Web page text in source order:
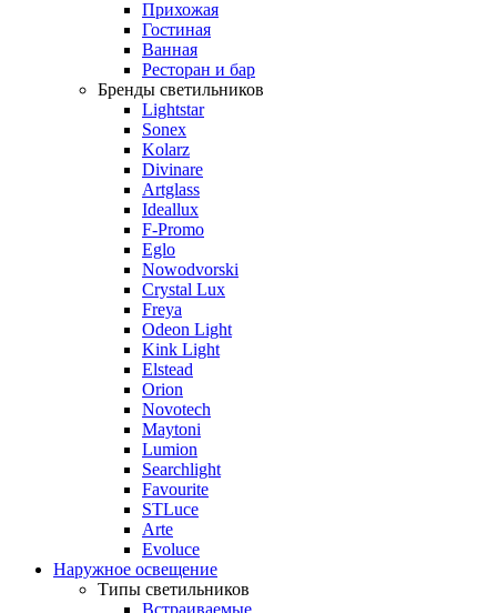
Прихожая
Гостиная
Ванная
Ресторан и бар
Бренды светильников
Lightstar
Sonex
Kolarz
Divinare
Artglass
Ideallux
F-Promo
Eglo
Nowodvorski
Crystal Lux
Freya
Odeon Light
Kink Light
Elstead
Orion
Novotech
Maytoni
Lumion
Searchlight
Favourite
STLuce
Arte
Evoluce
Наружное освещение
Типы светильников
Встраиваемые